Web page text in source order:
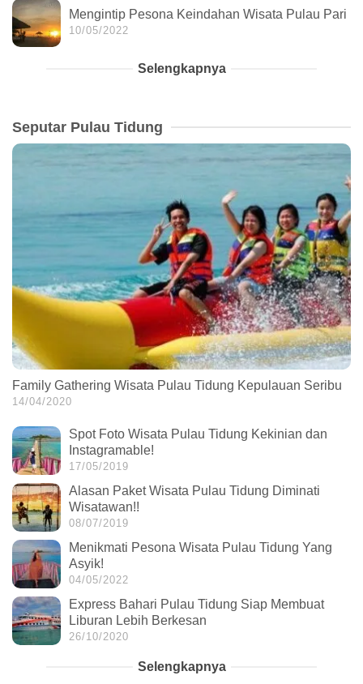
Mengintip Pesona Keindahan Wisata Pulau Pari
10/05/2022
Selengkapnya
Seputar Pulau Tidung
Family Gathering Wisata Pulau Tidung Kepulauan Seribu
14/04/2020
Spot Foto Wisata Pulau Tidung Kekinian dan
Instagramable!
17/05/2019
Alasan Paket Wisata Pulau Tidung Diminati
Wisatawan!!
08/07/2019
Menikmati Pesona Wisata Pulau Tidung Yang
Asyik!
04/05/2022
Express Bahari Pulau Tidung Siap Membuat
Liburan Lebih Berkesan
26/10/2020
Selengkapnya